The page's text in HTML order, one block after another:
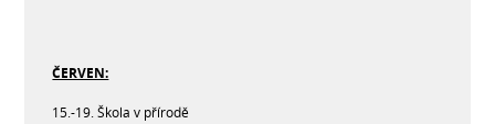
ČERVEN:
15.-19. Škola v přírodě